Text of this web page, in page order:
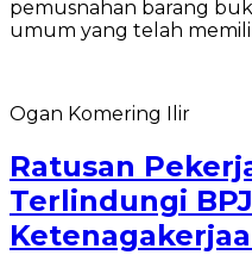
pemusnahan barang
umum yang telah
Ogan Komering Ilir
Ratusan
Terlindungi